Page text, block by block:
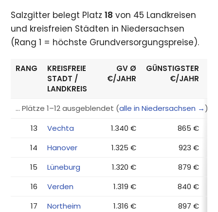
Salzgitter belegt Platz18 von 45 Landkreisen
und kreisfreien Städten in Niedersachsen
(Rang 1 = höchste Grundversorgungspreise).
RANG
KREISFREIE
STADT /
LANDKREIS
GV Ø
€/JAHR
GÜNSTIGSTER
€/JAHR
… Plätze 1–12 ausgeblendet (alle in Niedersachsen →)
13
Vechta 1.340 €
865 €
14
Hanover 1.325 €
923 €
15
Lüneburg 1.320 €
879 €
16
Verden 1.319 €
840 €
17
Northeim 1.316 €
897 €